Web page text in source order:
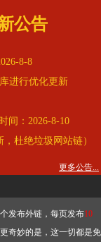
外链只是一个简便而集成
弊，那您可以使用超级外
坛发布外链，到友情链接
链，它是动态的链接，
，最终使搜索引擎收录带
个发布外链，每页发布10
奇妙的是，这一切都是免
链，
收录公告
8-8
进行优化更新
间：2026-8-10
，杜绝垃圾网站链）
更多公告...